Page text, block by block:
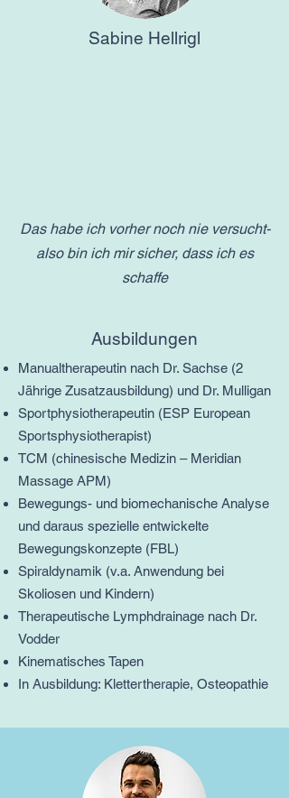
Sabine Hellrigl
Das habe ich vorher noch nie versucht-
also bin ich mir sicher, dass ich es
schaffe
Ausbildungen
Manualtherapeutin nach Dr. Sachse (2
Jährige Zusatzausbildung) und Dr. Mulligan
Sportphysiotherapeutin (ESP European
Sportsphysiotherapist)
TCM (chinesische Medizin – Meridian
Massage APM)
Bewegungs- und biomechanische Analyse
und daraus spezielle entwickelte
Bewegungskonzepte (FBL)
Spiraldynamik (v.a. Anwendung bei
Skoliosen und Kindern)
Therapeutische Lymphdrainage nach Dr.
Vodder
Kinematisches Tapen
In Ausbildung: Klettertherapie, Osteopathie